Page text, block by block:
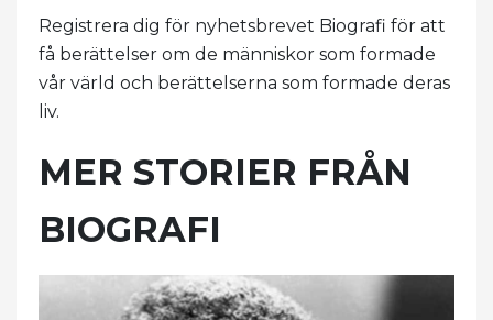
Registrera dig för nyhetsbrevet Biografi för att
få berättelser om de människor som formade
vår värld och berättelserna som formade deras
liv.
MER STORIER FRÅN
BIOGRAFI